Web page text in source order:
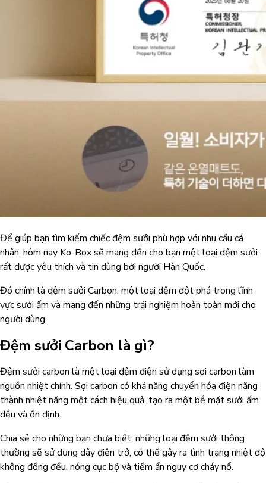
Để giúp bạn tìm kiếm chiếc đệm sưởi phù hợp với nhu cầu cá
nhân, hôm nay Ko-Box sẽ mang đến cho bạn một loại đệm sưởi
rất được yêu thích và tin dùng bởi người Hàn Quốc.
Đó chính là đệm sưởi Carbon, một loại đệm đột phá trong lĩnh
vực sưởi ấm và mang đến những trải nghiệm hoàn toàn mới cho
người dùng.
Đệm sưởi Carbon là gì?
Đệm sưởi carbon là một loại đệm điện sử dụng sợi carbon làm
nguồn nhiệt chính. Sợi carbon có khả năng chuyển hóa điện năng
thành nhiệt năng một cách hiệu quả, tạo ra một bề mặt sưởi ấm
đều và ổn định.
Chia sẻ cho những bạn chưa biết, những loại đệm sưởi thông
thường sẽ sử dụng dây điện trở, có thể gây ra tình trạng nhiệt độ
không đồng đều, nóng cục bộ và tiềm ẩn nguy cơ cháy nổ.